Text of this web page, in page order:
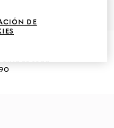
cinta de seda
DE